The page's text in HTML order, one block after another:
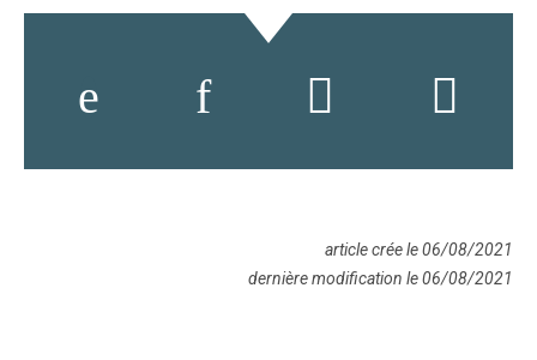
article crée le 06/08/2021
dernière modification le 06/08/2021